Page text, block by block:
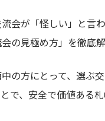
会が「怪しい」と言
の見極め方」を徹底解
の方にとって、選ぶ
で、安全で価値ある